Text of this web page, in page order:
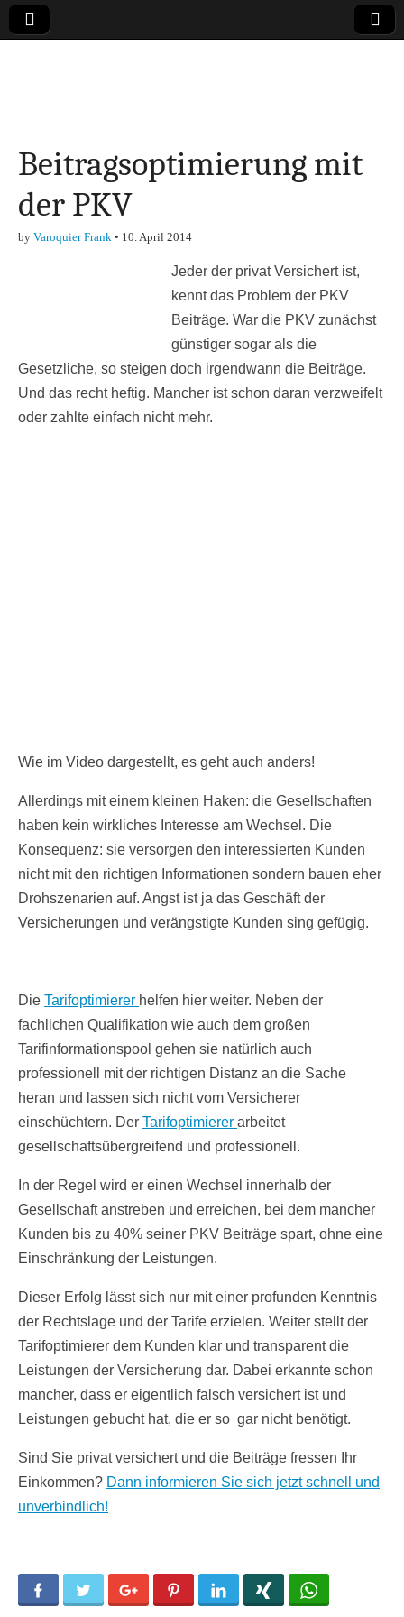
Finanzen,
Marketing-, Vertrieb-
& Investment-Tipps
Beitragsoptimierung mit
der PKV
by Varoquier Frank • 10. April 2014
Jeder der privat Versichert ist,
kennt das Problem der PKV
Beiträge. War die PKV zunächst
günstiger sogar als die
Gesetzliche, so steigen doch irgendwann die Beiträge.
Und das recht heftig. Mancher ist schon daran verzweifelt
oder zahlte einfach nicht mehr.
Wie im Video dargestellt, es geht auch anders!
Allerdings mit einem kleinen Haken: die Gesellschaften
haben kein wirkliches Interesse am Wechsel. Die
Konsequenz: sie versorgen den interessierten Kunden
nicht mit den richtigen Informationen sondern bauen eher
Drohszenarien auf. Angst ist ja das Geschäft der
Versicherungen und verängstigte Kunden sing gefügig.
Die Tarifoptimierer helfen hier weiter. Neben der
fachlichen Qualifikation wie auch dem großen
Tarifinformationspool gehen sie natürlich auch
professionell mit der richtigen Distanz an die Sache
heran und lassen sich nicht vom Versicherer
einschüchtern. Der Tarifoptimierer arbeitet
gesellschaftsübergreifend und professionell.
In der Regel wird er einen Wechsel innerhalb der
Gesellschaft anstreben und erreichen, bei dem mancher
Kunden bis zu 40% seiner PKV Beiträge spart, ohne eine
Einschränkung der Leistungen.
Dieser Erfolg lässt sich nur mit einer profunden Kenntnis
der Rechtslage und der Tarife erzielen. Weiter stellt der
Tarifoptimierer dem Kunden klar und transparent die
Leistungen der Versicherung dar. Dabei erkannte schon
mancher, dass er eigentlich falsch versichert ist und
Leistungen gebucht hat, die er so gar nicht benötigt.
Sind Sie privat versichert und die Beiträge fressen Ihr
Einkommen? Dann informieren Sie sich jetzt schnell und
unverbindlich!
Facebook Twitter Google+ Pinterest LinkedIn